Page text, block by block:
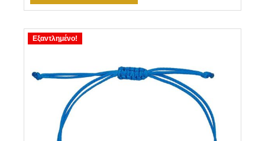
Εξαντλημένο!